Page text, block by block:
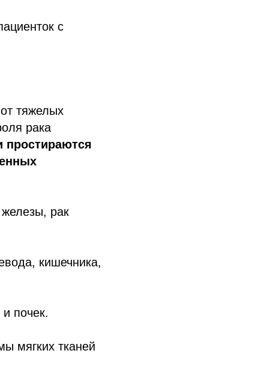
с
тяжелых
рака
простираются
рак
кишечника,
почек.
мягких тканей